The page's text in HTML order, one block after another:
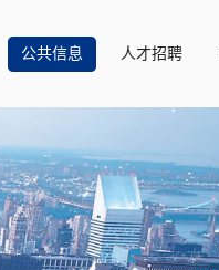
公共信息 人才招聘